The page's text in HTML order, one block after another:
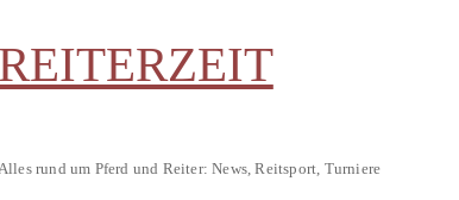
REITERZEIT
rund um Pferd und Reiter: News, Reitsport, Turniere